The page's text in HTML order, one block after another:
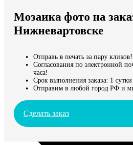
Мы доставляем по всему миру
Продолжить без города
Мозаика фото на
Нижневартовске
Отправь в печать за пару кликов!
Согласования по электронной
часа!
Срок выполнения заказа: 1 сутки
Отправим в любой город РФ и
Сделать заказ